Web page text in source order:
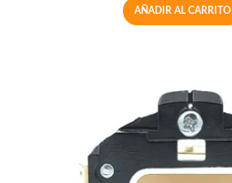
AÑADIR AL CARRITO